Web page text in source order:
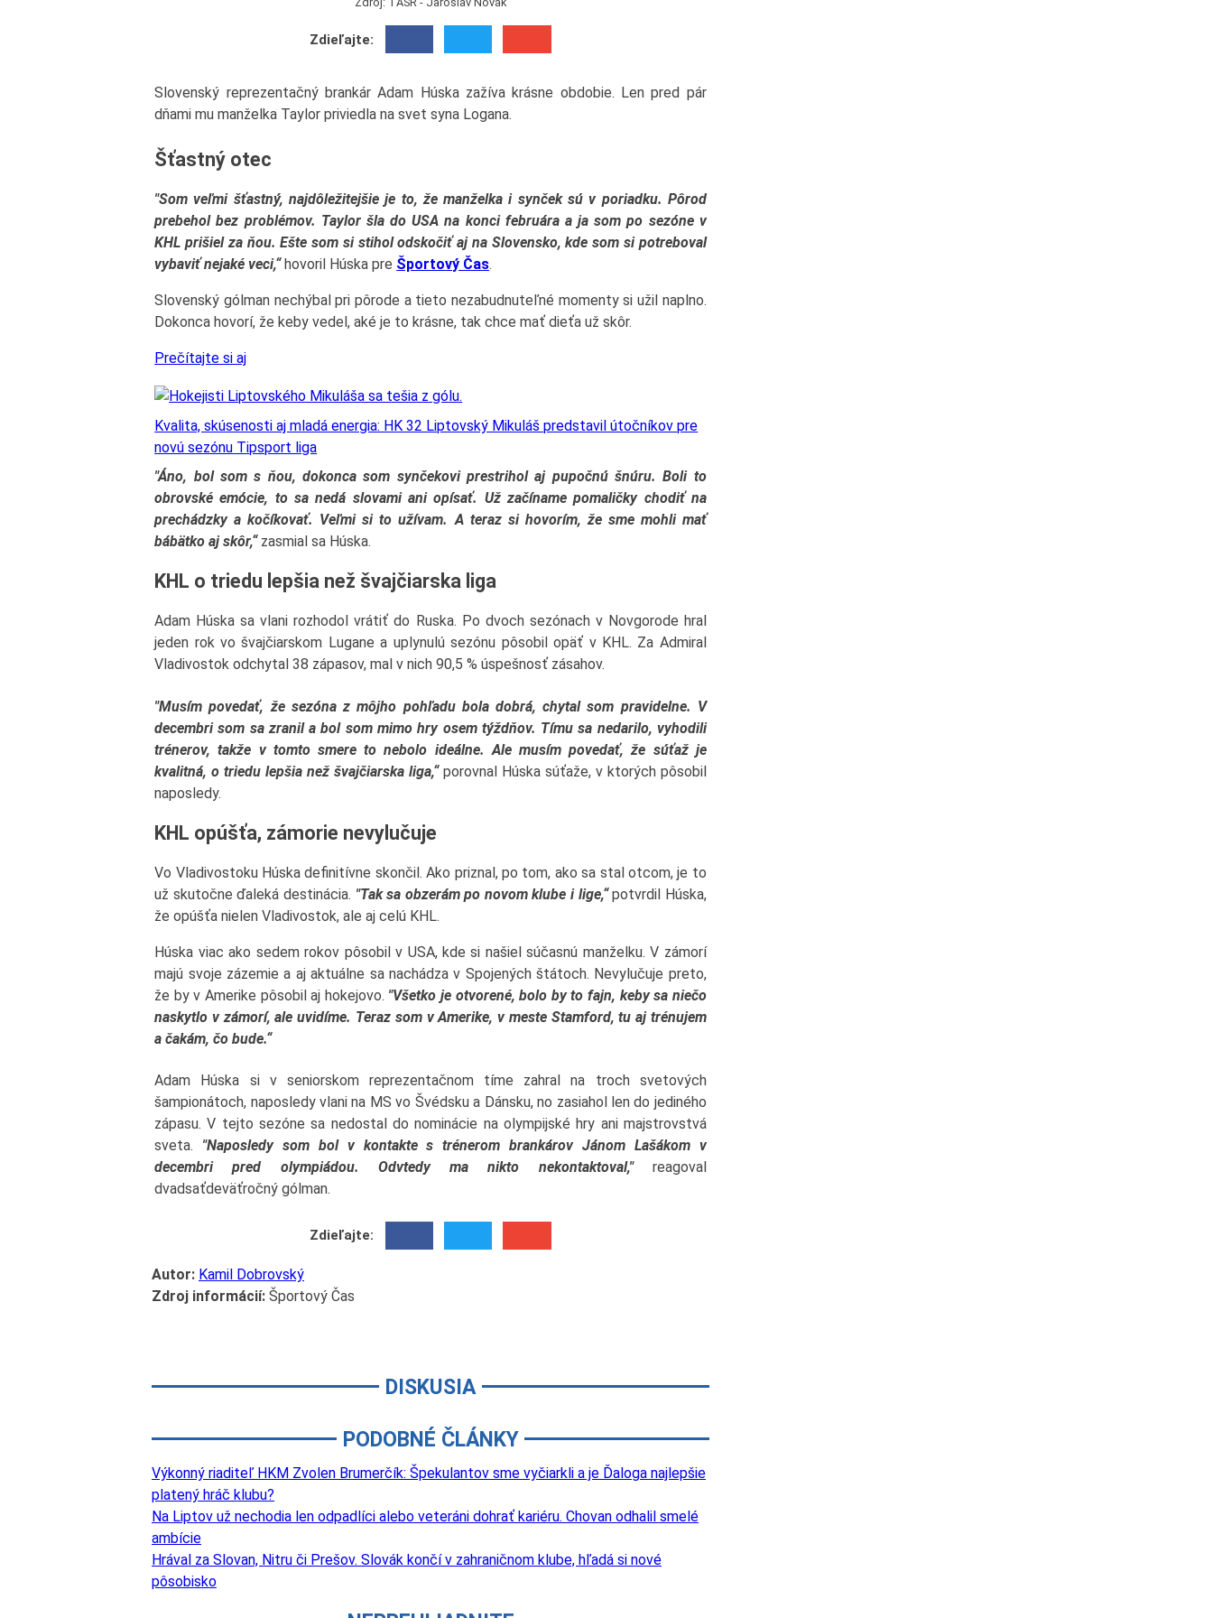
Zdieľajte:
Slovenský reprezentačný brankár Adam Húska zažíva krásne obdobie. Len pred pár
dňami mu manželka Taylor priviedla na svet syna Logana.
Šťastný otec
"Som veľmi šťastný, najdôležitejšie je to, že manželka i synček sú v poriadku. Pôrod
prebehol bez problémov. Taylor šla do USA na konci februára a ja som po sezóne v
KHL prišiel za ňou. Ešte som si stihol odskočiť aj na Slovensko, kde som si potreboval
vybaviť nejaké veci,“hovoril Húska pre Športový Čas.
Slovenský gólman nechýbal pri pôrode a tieto nezabudnuteľné momenty si užil naplno.
Dokonca hovorí, že keby vedel, aké je to krásne, tak chce mať dieťa už skôr.
Prečítajte si aj
Kvalita, skúsenosti aj mladá energia: HK 32 Liptovský Mikuláš predstavil útočníkov pre
novú sezónu Tipsport liga
"Áno, bol som s ňou, dokonca som synčekovi prestrihol aj pupočnú šnúru. Boli to
obrovské emócie, to sa nedá slovami ani opísať. Už začíname pomaličky chodiť na
prechádzky a kočíkovať. Veľmi si to užívam. A teraz si hovorím, že sme mohli mať
bábätko aj skôr,“zasmial sa Húska.
KHL o triedu lepšia než švajčiarska liga
Adam Húska sa vlani rozhodol vrátiť do Ruska. Po dvoch sezónach v Novgorode hral
jeden rok vo švajčiarskom Lugane a uplynulú sezónu pôsobil opäť v KHL. Za Admiral
Vladivostok odchytal 38 zápasov, mal v nich 90,5 % úspešnosť zásahov.
"Musím povedať, že sezóna z môjho pohľadu bola dobrá, chytal som pravidelne. V
decembri som sa zranil a bol som mimo hry osem týždňov. Tímu sa nedarilo, vyhodili
trénerov, takže v tomto smere to nebolo ideálne. Ale musím povedať, že súťaž je
kvalitná, o triedu lepšia než švajčiarska liga,“porovnal Húska súťaže, v ktorých pôsobil
naposledy.
KHL opúšťa, zámorie nevylučuje
Vo Vladivostoku Húska definitívne skončil. Ako priznal, po tom, ako sa stal otcom, je to
už skutočne ďaleká destinácia. "Tak sa obzerám po novom klube i lige,“potvrdil Húska,
že opúšťa nielen Vladivostok, ale aj celú KHL.
Húska viac ako sedem rokov pôsobil v USA, kde si našiel súčasnú manželku. V zámorí
majú svoje zázemie a aj aktuálne sa nachádza v Spojených štátoch. Nevylučuje preto,
že by v Amerike pôsobil aj hokejovo. "Všetko je otvorené, bolo by to fajn, keby sa niečo
naskytlo v zámorí, ale uvidíme. Teraz som v Amerike, v meste Stamford, tu aj trénujem
a čakám, čo bude.“
Adam Húska si v seniorskom reprezentačnom tíme zahral na troch svetových
šampionátoch, naposledy vlani na MS vo Švédsku a Dánsku, no zasiahol len do jediného
zápasu. V tejto sezóne sa nedostal do nominácie na olympijské hry ani majstrovstvá
sveta. "Naposledy som bol v kontakte s trénerom brankárov Jánom Lašákom v
decembri pred olympiádou. Odvtedy ma nikto nekontaktoval,"reagoval
dvadsaťdeväťročný gólman.
Zdieľajte:
Autor: Kamil Dobrovský
Zdroj informácií: Športový Čas
DISKUSIA
PODOBNÉ ČLÁNKY
Výkonný riaditeľ HKM Zvolen Brumerčík: Špekulantov sme vyčiarkli a je Ďaloga najlepšie
platený hráč klubu?
Na Liptov už nechodia len odpadlíci alebo veteráni dohrať kariéru. Chovan odhalil smelé
ambície
Hrával za Slovan, Nitru či Prešov. Slovák končí v zahraničnom klube, hľadá si nové
pôsobisko